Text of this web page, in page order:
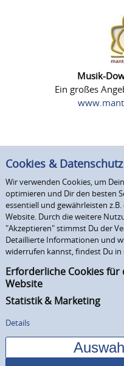
Musik-
Ein großes
Cookies & Datenschutz
Wir verwenden Cookies, um
optimieren und Dir den besten
essentiell und gewährleisten
Website. Durch die weitere
"Akzeptieren" stimmst Du der
Detaillierte Informationen und
widerrufen kannst, findest Du in
Erforderliche Cookies
Website
Statistik & Marketing
Details